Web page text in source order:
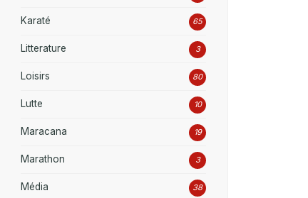
Karaté 65
Litterature 3
Loisirs 80
Lutte 10
Maracana 19
Marathon 3
Média 38